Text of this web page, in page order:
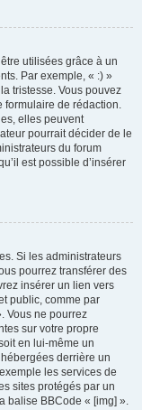
utilisées grâce à un
Par exemple, « :) »
tristesse. Vous pouvez
formulaire de rédaction.
elles peuvent
pourrait décider de le
du forum
est possible d’insérer
Si les administrateurs
pourrez transférer des
insérer un lien vers
public, comme par
Vous ne pourrez
sur votre propre
en lui-même un
derrière un
les services de
sites protégés par un
balise BBCode « [img] ».